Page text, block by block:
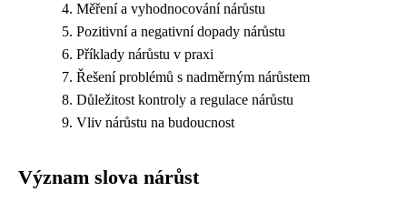
Měření a vyhodnocování nárůstu
Pozitivní a negativní dopady nárůstu
Příklady nárůstu v praxi
Řešení problémů s nadměrným nárůstem
Důležitost kontroly a regulace nárůstu
Vliv nárůstu na budoucnost
Význam slova nárůst